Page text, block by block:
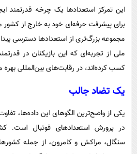
این تمرکز استعدادها یک چرخه قدرتمند
برای پیشرفت حرفه‌ای خود به خارج از کشور
مجموعه بزرگ‌تری از استعدادها دسترسی
ملی از تجربه‌ای که این بازیکنان در
کسب کرده‌اند، در رقابت‌های بین‌المللی بهره
یک تضاد جالب
یکی از واضح‌ترین الگوهای این داده‌ها،
در پرورش استعدادهای فوتبال است.
سنگال، مراکش و کامرون، از جمله